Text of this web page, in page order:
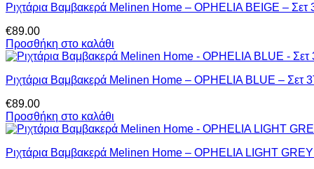
Ριχτάρια Βαμβακερά Melinen Home – OPHELIA BEIGE –
€89.00
Προσθήκη στο καλάθι
Ριχτάρια Βαμβακερά Melinen Home – OPHELIA BLUE – Σετ
€89.00
Προσθήκη στο καλάθι
Ριχτάρια Βαμβακερά Melinen Home – OPHELIA LIGHT